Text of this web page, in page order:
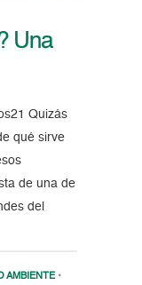
Una
Quizás
qué sirve
de una de
del
AMBIENTE •